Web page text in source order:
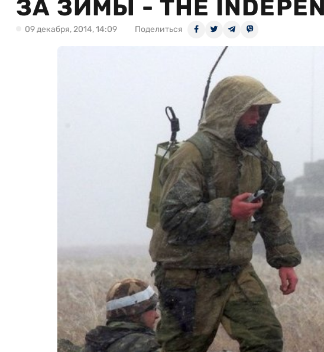
ЗА ЗИМЫ - THE
09 декабря, 2014, 14:09 Поделиться